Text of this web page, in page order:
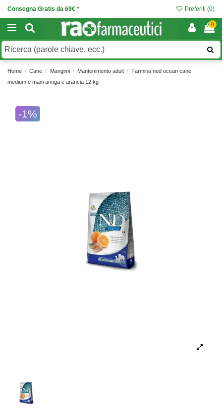
Consegna Gratis da 69€ * Preferiti (0)
0
Home Cane Mangimi Mantenimento adult
Farmina ned ocean cane
medium e maxi aringa e arancia 12 kg
-1%